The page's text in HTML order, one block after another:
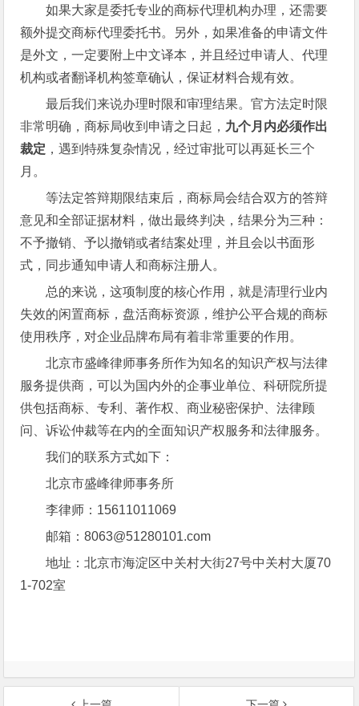
如果大家是委托专业的商标代理机构办理，还需要
额外提交商标代理委托书。另外，如果准备的申请文件
是外文，一定要附上中文译本，并且经过申请人、代理
机构或者翻译机构签章确认，保证材料合规有效。
最后我们来说办理时限和审理结果。官方法定时限
非常明确，商标局收到申请之日起， 九个月内必须作出
裁定 ，遇到特殊复杂情况，经过审批可以再延长三个
月。
等法定答辩期限结束后，商标局会结合双方的答辩
意见和全部证据材料，做出最终判决，结果分为三种：
不予撤销、予以撤销或者结案处理，并且会以书面形
式，同步通知申请人和商标注册人。
总的来说，这项制度的核心作用，就是清理行业内
失效的闲置商标，盘活商标资源，维护公平合规的商标
使用秩序，对企业品牌布局有着非常重要的作用。
北京市盛峰律师事务所作为知名的知识产权与法律
服务提供商，可以为国内外的企事业单位、科研院所提
供包括商标、专利、著作权、商业秘密保护、法律顾
问、诉讼仲裁等在内的全面知识产权服务和法律服务。
我们的联系方式如下：
北京市盛峰律师事务所
李律师：15611011069
邮箱：8063@51280101.com
地址：北京市海淀区中关村大街27号中关村大厦70
1-702室